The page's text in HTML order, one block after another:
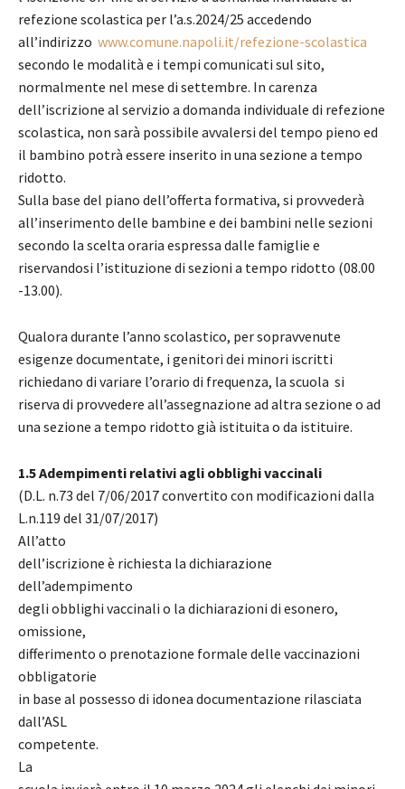
refezione scolastica per l’a.s.2024/25 accedendo
all’indirizzo www.comune.napoli.it/refezione-scolastica
secondo le modalità e i tempi comunicati sul sito,
normalmente nel mese di settembre. In carenza
dell’iscrizione al servizio a domanda individuale di refezione
scolastica, non sarà possibile avvalersi del tempo pieno ed
il bambino potrà essere inserito in una sezione a tempo
ridotto.
Sulla base del piano dell’offerta formativa, si provvederà
all’inserimento delle bambine e dei bambini nelle sezioni
secondo la scelta oraria espressa dalle famiglie e
riservandosi l’istituzione di sezioni a tempo ridotto (08.00
-13.00).
Qualora durante l’anno scolastico, per sopravvenute
esigenze documentate, i genitori dei minori iscritti
richiedano di variare l’orario di frequenza, la scuola si
riserva di provvedere all’assegnazione ad altra sezione o ad
una sezione a tempo ridotto già istituita o da istituire.
1.5 Adempimenti relativi agli obblighi vaccinali
(D.L. n.73 del 7/06/2017 convertito con modificazioni dalla
L.n.119 del 31/07/2017)
All’atto
dell’iscrizione è richiesta la dichiarazione
dell’adempimento
degli obblighi vaccinali o la dichiarazioni di esonero,
omissione,
differimento o prenotazione formale delle vaccinazioni
obbligatorie
in base al possesso di idonea documentazione rilasciata
dall’ASL
competente.
La